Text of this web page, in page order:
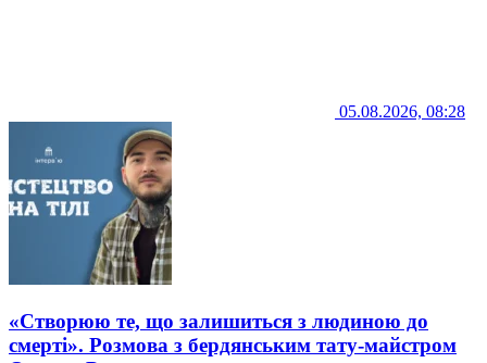
05.08.2026, 08:28
«Створюю те, що залишиться з людиною до
смерті». Розмова з бердянським тату-майстром